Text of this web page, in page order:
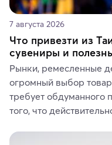
7 августа 2026
Что привезти из
сувениры и
Рынки, ремесленные
огромный выбор
требует обдуманного
того, что
средства, одежду,